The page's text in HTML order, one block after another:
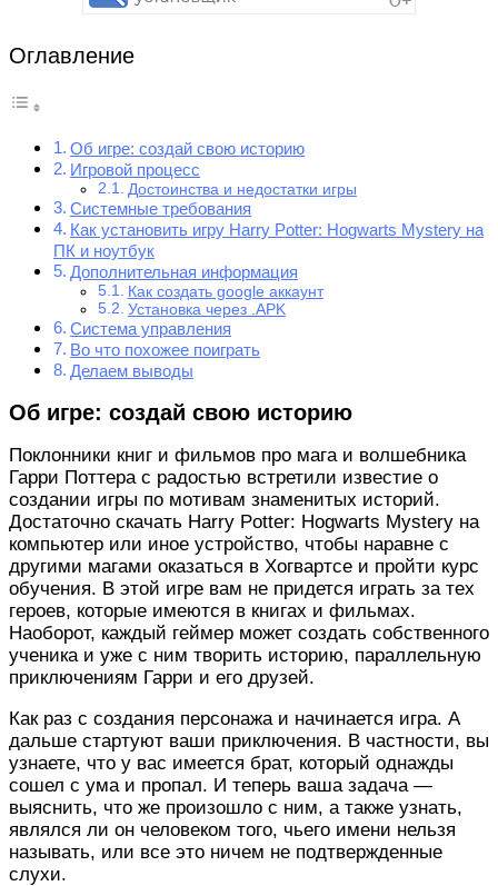
Оглавление
Об игре: создай свою историю
Игровой процесс
Достоинства и недостатки игры
Системные требования
Как установить игру Harry Potter: Hogwarts Mystery на
ПК и ноутбук
Дополнительная информация
Как создать google аккаунт
Установка через .APK
Система управления
Во что похожее поиграть
Делаем выводы
Об игре: создай свою историю
Поклонники книг и фильмов про мага и волшебника
Гарри Поттера с радостью встретили известие о
создании игры по мотивам знаменитых историй.
Достаточно скачать Harry Potter: Hogwarts Mystery на
компьютер или иное устройство, чтобы наравне с
другими магами оказаться в Хогвартсе и пройти курс
обучения. В этой игре вам не придется играть за тех
героев, которые имеются в книгах и фильмах.
Наоборот, каждый геймер может создать собственного
ученика и уже с ним творить историю, параллельную
приключениям Гарри и его друзей.
Как раз с создания персонажа и начинается игра. А
дальше стартуют ваши приключения. В частности, вы
узнаете, что у вас имеется брат, который однажды
сошел с ума и пропал. И теперь ваша задача —
выяснить, что же произошло с ним, а также узнать,
являлся ли он человеком того, чьего имени нельзя
называть, или все это ничем не подтвержденные
слухи.